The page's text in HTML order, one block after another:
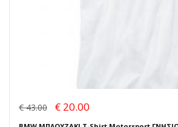
€ 43.00 € 20.00